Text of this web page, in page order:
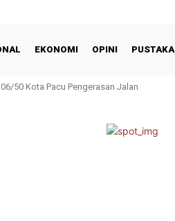
EKONOMI OPINI PUSTAKA
50 Kota Pacu Pengerasan Jalan